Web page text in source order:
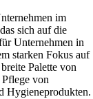
im
sich auf die
Unternehmen in
starken Fokus auf
Palette von
von
Hygieneprodukten.